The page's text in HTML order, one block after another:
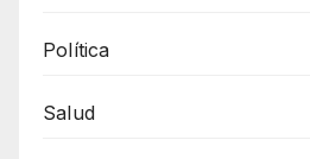
Política
Salud